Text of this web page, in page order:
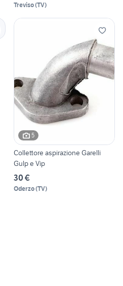
Treviso(TV)
5
Collettore aspirazione Garelli
Gulp e Vip
30 €
Oderzo(TV)